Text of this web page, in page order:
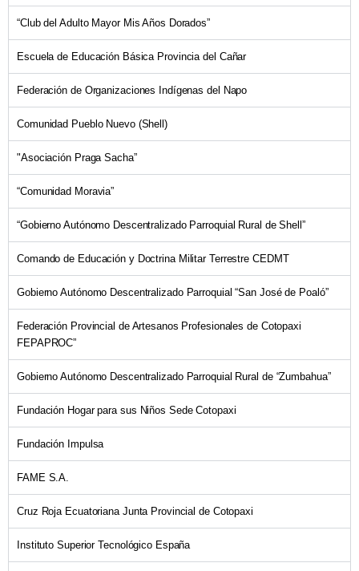
“Club del Adulto Mayor Mis Años Dorados”
Escuela de Educación Básica Provincia del Cañar
Federación de Organizaciones Indígenas del Napo
Comunidad Pueblo Nuevo (Shell)
"Asociación Praga Sacha”
“Comunidad Moravia”
“Gobierno Autónomo Descentralizado Parroquial Rural de Shell”
Comando de Educación y Doctrina Militar Terrestre CEDMT
Gobierno Autónomo Descentralizado Parroquial “San José de Poaló”
Federación Provincial de Artesanos Profesionales de Cotopaxi
FEPAPROC”
Gobierno Autónomo Descentralizado Parroquial Rural de “Zumbahua”
Fundación Hogar para sus Niños Sede Cotopaxi
Fundación Impulsa
FAME S.A.
Cruz Roja Ecuatoriana Junta Provincial de Cotopaxi
Instituto Superior Tecnológico España